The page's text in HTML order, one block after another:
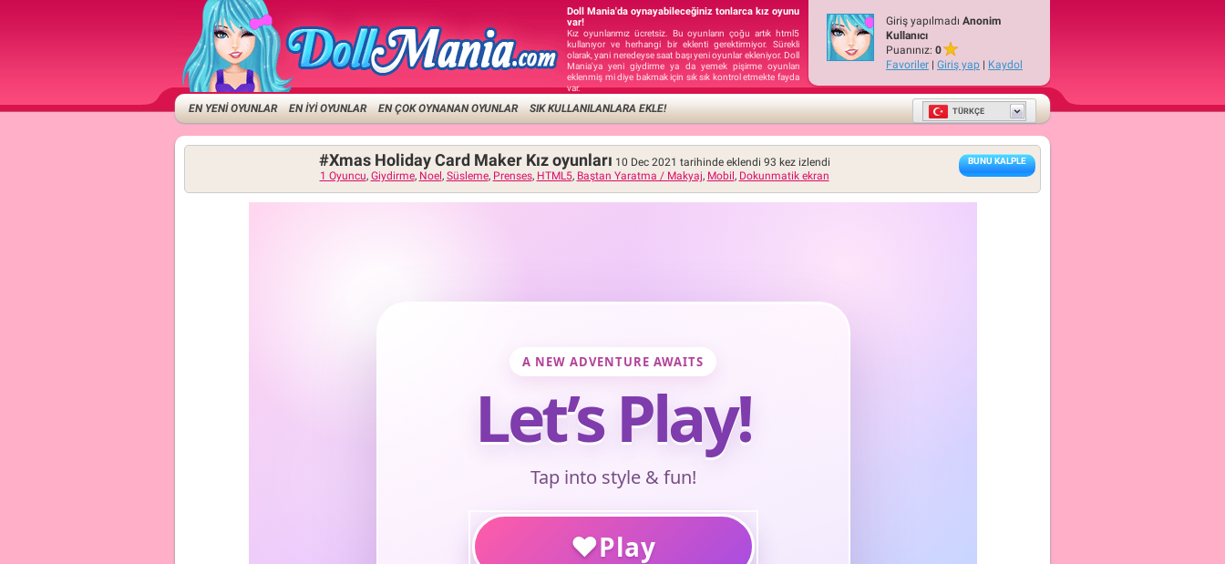
Doll Mania'da oynayabileceğiniz tonlarca kız oyunu
var!
Kız oyunlarımız ücretsiz. Bu oyunların çoğu artık html5
kullanıyor ve herhangi bir eklenti gerektirmiyor. Sürekli
olarak, yani neredeyse saat başı yeni oyunlar ekleniyor. Doll
Mania'ya yeni giydirme ya da yemek pişirme oyunları
eklenmiş mi diye bakmak için sık sık kontrol etmekte fayda
var.
Giriş yapılmadı Anonim
Kullanıcı
Puanınız: 0
Favoriler | Giriş yap | Kaydol
EN YENİ OYUNLAR EN İYİ OYUNLAR EN ÇOK OYNANAN OYUNLAR SIK KULLANILANLARA EKLE! TÜRKÇE
BUNU KALPLE
#Xmas Holiday Card Maker Kız oyunları 10 Dec 2021 tarihinde eklendi 93 kez izlendi
1 Oyuncu, Giydirme, Noel , Süsleme, Prenses, HTML5, Baştan Yaratma / Makyaj, Mobil , Dokunmatik ekran